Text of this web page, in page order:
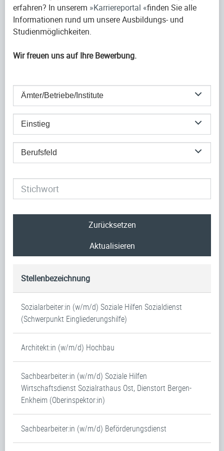
erfahren? In unserem
Karriereportal finden Sie alle
Informationen rund um unsere Ausbildungs- und
Studienmöglichkeiten.
Wir freuen uns auf Ihre Bewerbung.
Ämter/Betriebe/Institute
Einstieg
Berufsfeld
Zurücksetzen
Aktualisieren
Stellenbezeichnung
Sozialarbeiter:in (w/m/d) Soziale Hilfen Sozialdienst
(Schwerpunkt Eingliederungshilfe)
Architekt:in (w/m/d) Hochbau
Sachbearbeiter:in (w/m/d) Soziale Hilfen
Wirtschaftsdienst Sozialrathaus Ost, Dienstort Bergen-
Enkheim (Oberinspektor:in)
Sachbearbeiter:in (w/m/d) Beförderungsdienst